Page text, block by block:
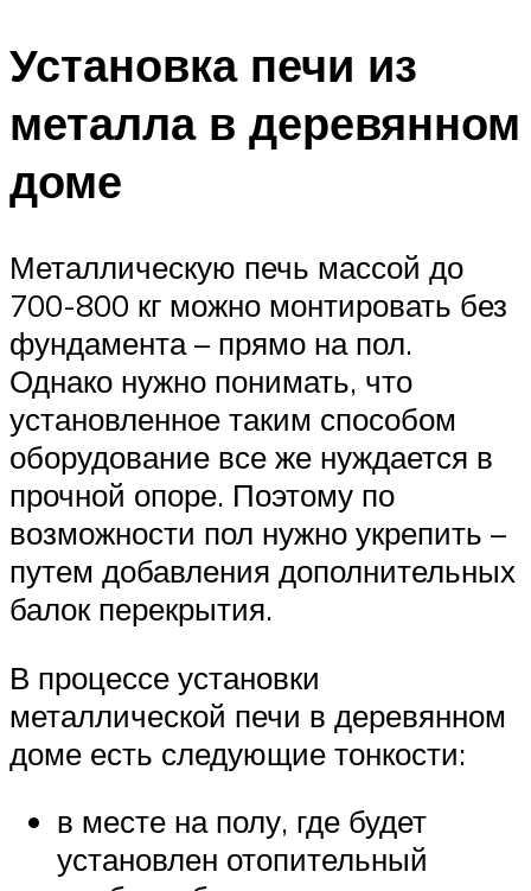
Установка печи из
металла в деревянном
доме
Металлическую печь массой до
700-800 кг можно монтировать без
фундамента – прямо на пол.
Однако нужно понимать, что
установленное таким способом
оборудование все же нуждается в
прочной опоре. Поэтому по
возможности пол нужно укрепить –
путем добавления дополнительных
балок перекрытия.
В процессе установки
металлической печи в деревянном
доме есть следующие тонкости:
в месте на полу, где будет
установлен отопительный